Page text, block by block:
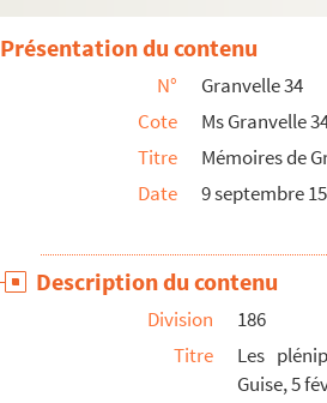
212 v°. Les plénipotentiaires espagnols au
221. Les plénipotentiaires espagnols au
225. L'évêque d'Arras au sr de Famars.
225 v°. Le duc de Savoie aux
227. Avis de Constantinople, du 19 et du
229 v°. L'évêque d'Arras au duc de
231. Le comte de Meghe au connétable.
231 v°. L'évêque d'Arras au comte de
232 v°. Le duc de Savoie à l'évêque
233. Le rhingrave Henri à l'évêque d'Arras.
Présentation du contenu
N°
Granvelle 34
Cote
Ms Granvelle
Titre
Mémoires de
Date
9 septembre
Description du contenu
Division
186
Titre
Les
Guise, 5